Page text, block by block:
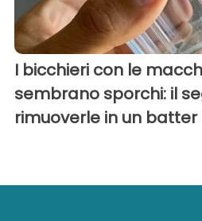
I bicchieri con le
sembrano sporchi: il
rimuoverle in un